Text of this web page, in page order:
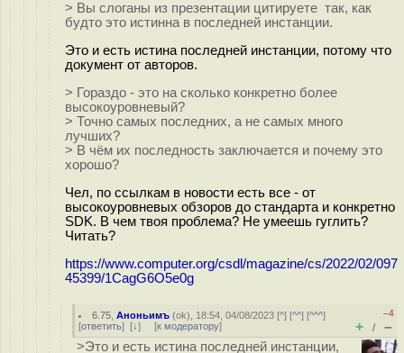
> Вы слоганы из презентации цитируете так, как
будто это истинна в последней инстанции.
Это и есть истина последней инстанции, потому что
документ от авторов.
> Гораздо - это на сколько конкретно более
высокоуровневый?
> Точно самых последних, а не самых много
лучших?
> В чём их последность заключается и почему это
хорошо?
Чел, по ссылкам в новости есть все - от
высокоуровневых обзоров до стандарта и конкретно
SDK. В чем твоя проблема? Не умеешь гуглить?
Читать?
https://www.computer.org/csdl/magazine/cs/2022/02/097
45399/1CagG6O5e0g
6.75 ,Аноньимъ (ok), 18:54, 04/08/2023 [^] [^^] [^^^]
[ответить] [↓] [к модератору]
–4
+ / –
>Это и есть истина последней инстанции,